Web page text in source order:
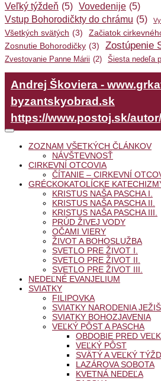
Veľký týždeň (5) Vovedenije (5)
Vstup Bohorodičkty do chrámu (5)
Všetkých svätých (3) Začiatok
Zosnutie Bohorodičky (3) Zostúpenie
Zvestovanie Panne Márii (2) Šiesta nedeľa
Andrej Škoviera -
byzantskyobrad.sk
https://www.postoj.sk/
ZOZNAM VŠETKÝCH ČLÁNKOV
NÁVŠTEVNOSŤ
CIRKEVNÍ OTCOVIA
ČÍTANIE – CIRKEVNÍ
GRÉCKOKATOLÍCKE
KRISTUS NAŠA PASCHA I.
KRISTUS NAŠA PASCHA II.
KRISTUS NAŠA PASCHA III.
PRÚD ŽIVEJ VODY
OČAMI VIERY
ŽIVOT A BOHOSLUŽBA
SVETLO PRE ŽIVOT I.
SVETLO PRE ŽIVOT II.
SVETLO PRE ŽIVOT III.
NEDEĽNÉ EVANJELIUM
SVIATKY
FILIPOVKA
SVIATKY NARODENIA
SVIATKY BOHOZJAVENIA
VEĽKÝ PÔST A PASCHA
OBDOBIE PRED
VEĽKÝ PÔST
SVÄTÝ A VEĽKÝ
LAZÁROVA SOBOTA
KVETNÁ NEDEĽA